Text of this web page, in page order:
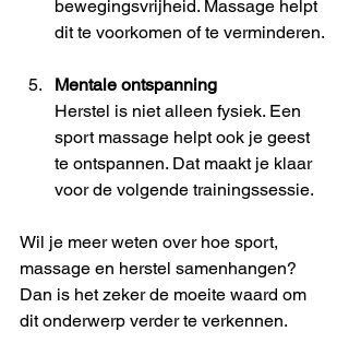
bewegingsvrijheid. Massage helpt
dit te voorkomen of te verminderen.
Mentale ontspanning
Herstel is niet alleen fysiek. Een
sport massage helpt ook je geest
te ontspannen. Dat maakt je klaar
voor de volgende trainingssessie.
Wil je meer weten over hoe sport,
massage en herstel samenhangen?
Dan is het zeker de moeite waard om
dit onderwerp verder te verkennen.